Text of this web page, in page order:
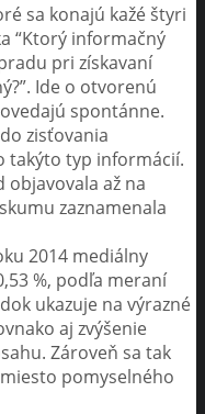
sa konajú kažé štyri
“Ktorý informačný
pri získavaní
Ide o otvorenú
spontánne.
zisťovania
takýto typ informácií.
objavovala až na
zaznamenala
2014 mediálny
%, podľa meraní
ukazuje na výrazné
aj zvýšenie
Zároveň sa tak
pomyselného